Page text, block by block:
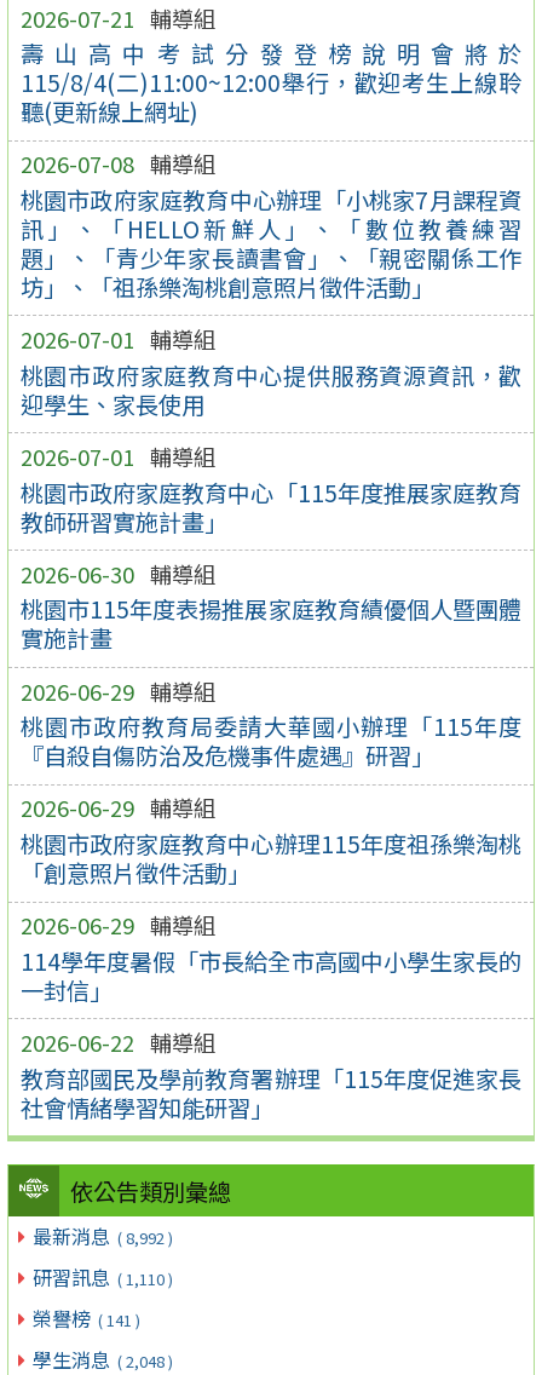
2026-07-21 輔導組
壽山高中考試分發登榜說明會將於
115/8/4(二)11:00~12:00舉行，歡迎考生上線聆
聽(更新線上網址)
2026-07-08 輔導組
桃園市政府家庭教育中心辦理「小桃家7月課程資
訊」、「HELLO新鮮人」、「數位教養練習
題」、「青少年家長讀書會」、「親密關係工作
坊」、「祖孫樂淘桃創意照片徵件活動」
2026-07-01 輔導組
桃園市政府家庭教育中心提供服務資源資訊，歡
迎學生、家長使用
2026-07-01 輔導組
桃園市政府家庭教育中心「115年度推展家庭教育
教師研習實施計畫」
2026-06-30 輔導組
桃園市115年度表揚推展家庭教育績優個人暨團體
實施計畫
2026-06-29 輔導組
桃園市政府教育局委請大華國小辦理「115年度
『自殺自傷防治及危機事件處遇』研習」
2026-06-29 輔導組
桃園市政府家庭教育中心辦理115年度祖孫樂淘桃
「創意照片徵件活動」
2026-06-29 輔導組
114學年度暑假「市長給全市高國中小學生家長的
一封信」
2026-06-22 輔導組
教育部國民及學前教育署辦理「115年度促進家長
社會情緒學習知能研習」
依公告類別彙總
最新消息 ( 8,992 )
研習訊息 ( 1,110 )
榮譽榜 ( 141 )
學生消息 ( 2,048 )